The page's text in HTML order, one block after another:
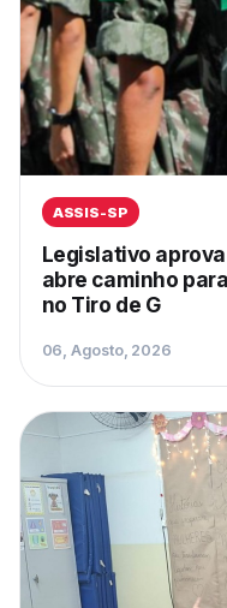
ASSIS-SP
Legislativo aprova
abre caminho
no Tiro de G
06, Agosto, 2026